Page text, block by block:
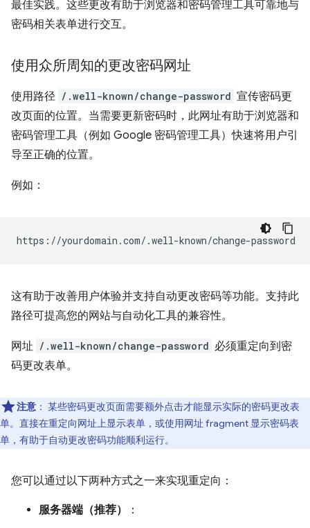
最佳实践。这些更改有助于浏览器和密码管理工具可靠地与
密码相关表单进行交互。
使用众所周知的更改密码网址
使用路径 /.well-known/change-password 宣传密码更
改页面的位置。当需要更新密码时，此网址有助于浏览器和
密码管理工具（例如 Google 密码管理工具）快速将用户引
导至正确的位置。
例如：
这有助于改善用户体验并支持自动更改密码等功能。支持此
路径可提高您的网站与自动化工具的兼容性。
网址 /.well-known/change-password 必须重定向到密
码更改表单。
注意 ： 某些密码更改页面需要额外点击才能显示实际的密码更改表
单。直接在重定向网址上显示表单，或使用网址 fragment 显示密码表
单，有助于自动更改密码功能顺利运行。
您可以通过以下两种方式之一来实现重定向：
服务器端（推荐） ：